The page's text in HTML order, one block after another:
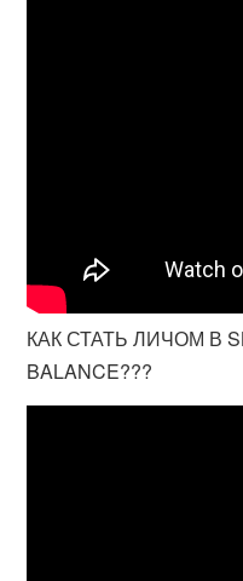
КАК СТАТЬ ЛИЧОМ В
BALANCE???